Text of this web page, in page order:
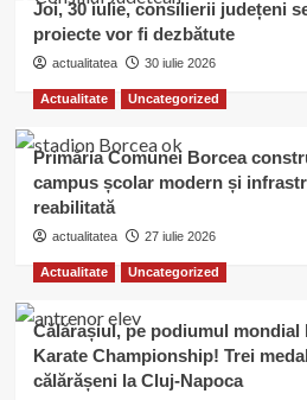
Joi, 30 iulie, consilierii județeni
proiecte vor fi dezbătute
actualitatea 30 iulie 2026
Actualitate Uncategorized
Primăria Comunei Borcea
campus școlar modern și
reabilitată
actualitatea 27 iulie 2026
Actualitate Uncategorized
Călărașiul, pe podiumul mondial
Karate Championship! Trei
călărășeni la Cluj-Napoca